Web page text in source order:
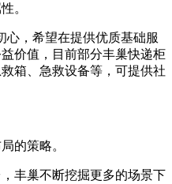
。
，希望在提供优质基础服
价值，目前部分丰巢快递柜
箱、急救设备等，可提供社
的策略。
巢不断挖掘更多的场景下